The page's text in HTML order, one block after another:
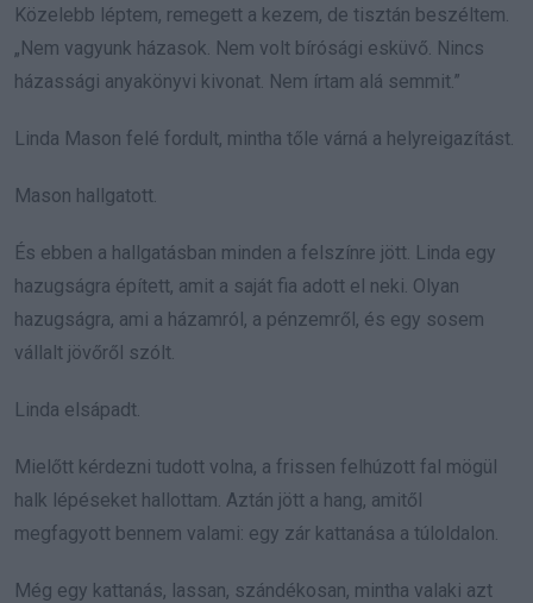
Közelebb léptem, remegett a kezem, de tisztán beszéltem.
„Nem vagyunk házasok. Nem volt bírósági esküvő. Nincs
házassági anyakönyvi kivonat. Nem írtam alá semmit.”
Linda Mason felé fordult, mintha tőle várná a helyreigazítást.
Mason hallgatott.
És ebben a hallgatásban minden a felszínre jött. Linda egy
hazugságra épített, amit a saját fia adott el neki. Olyan
hazugságra, ami a házamról, a pénzemről, és egy sosem
vállalt jövőről szólt.
Linda elsápadt.
Mielőtt kérdezni tudott volna, a frissen felhúzott fal mögül
halk lépéseket hallottam. Aztán jött a hang, amitől
megfagyott bennem valami: egy zár kattanása a túloldalon.
Még egy kattanás, lassan, szándékosan, mintha valaki azt